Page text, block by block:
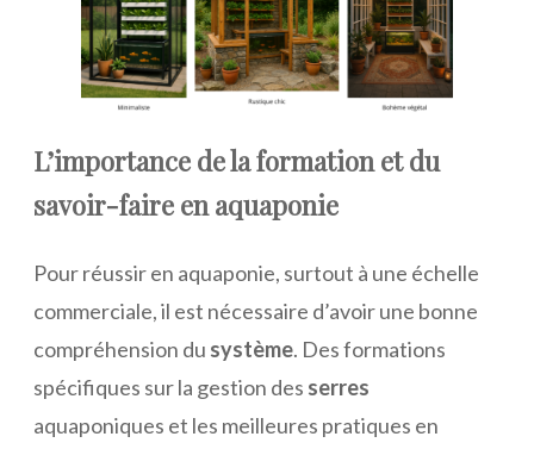
L’importance de la formation et du
savoir-faire en aquaponie
Pour réussir en aquaponie, surtout à une échelle
commerciale, il est nécessaire d’avoir une bonne
compréhension du système. Des formations
spécifiques sur la gestion des serres
aquaponiques et les meilleures pratiques en